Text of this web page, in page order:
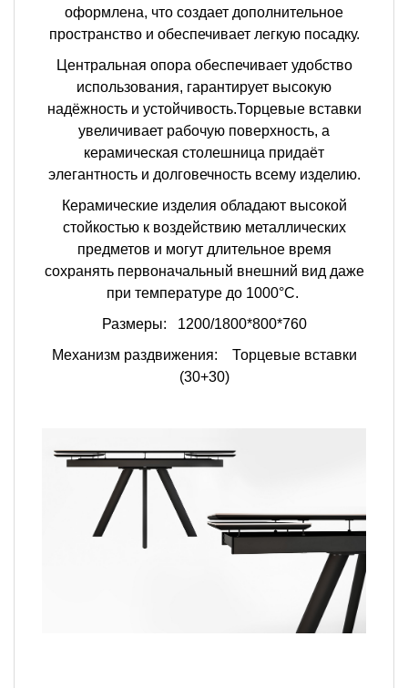
оформлена, что создает дополнительное
пространство и обеспечивает легкую посадку.
Центральная опора обеспечивает удобство
использования, гарантирует высокую
надёжность и устойчивость.Торцевые вставки
увеличивает рабочую поверхность, а
керамическая столешница придаёт
элегантность и долговечность всему изделию.
Керамические изделия обладают высокой
стойкостью к воздействию металлических
предметов и могут длительное время
сохранять первоначальный внешний вид даже
при температуре до 1000°C.
Размеры:
1200/1800*800*760
Механизм раздвижения: Торцевые вставки
(30+30)